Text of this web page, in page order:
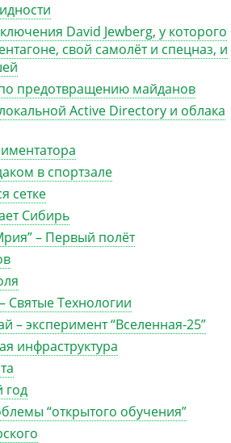
David Jewberg, у которого
свой самолёт и спецназ, и
предотвращению майданов
Active Directory и облака
в спортзале
сетке
Сибирь
– Первый полёт
Святые Технологии
эксперимент “Вселенная-25”
инфраструктура
год
“открытого обучения”